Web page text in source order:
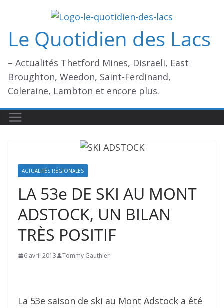
contenu
Le Quotidien des Lacs
– Actualités Thetford Mines, Disraeli, East
Broughton, Weedon, Saint-Ferdinand,
Coleraine, Lambton et encore plus.
ACTUALITÉS RÉGIONALES
LA 53e DE SKI AU MONT
ADSTOCK, UN BILAN
TRÈS POSITIF
6 avril 2013 Tommy Gauthier
La 53e saison de ski au Mont Adstock a été